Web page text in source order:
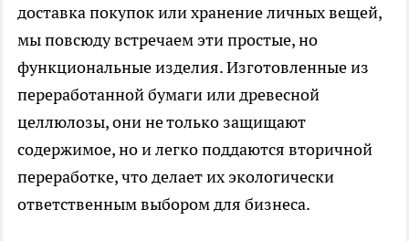
доставка покупок или хранение личных вещей,
мы повсюду встречаем эти простые, но
функциональные изделия. Изготовленные из
переработанной бумаги или древесной
целлюлозы, они не только защищают
содержимое, но и легко поддаются вторичной
переработке, что делает их экологически
ответственным выбором для бизнеса.